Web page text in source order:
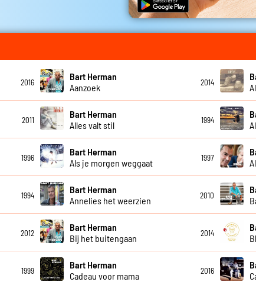
2016
Bart Herman
Aanzoek
2014
2011
Bart Herman
Alles valt stil
1994
1996
Bart Herman
Als je morgen weggaat
1997
1994
Bart Herman
Annelies het weerzien
2010
2012
Bart Herman
Bij het buitengaan
2014
1999
Bart Herman
Cadeau voor mama
2016